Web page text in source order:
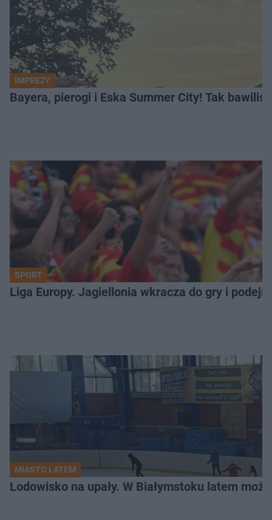
IMPREZY
Bayera, pierogi i Eska Summer City! Tak
SPORT
Liga Europy. Jagiellonia wkracza do gry i
MIASTO LATEM
Lodowisko na upały. W Białymstoku latem